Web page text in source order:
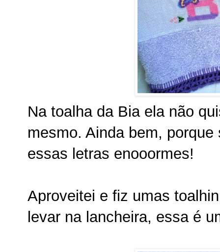
Na toalha da Bia ela não
mesmo. Ainda bem,
essas letras enooormes!
Aproveitei e fiz umas
levar na lancheira, essa é